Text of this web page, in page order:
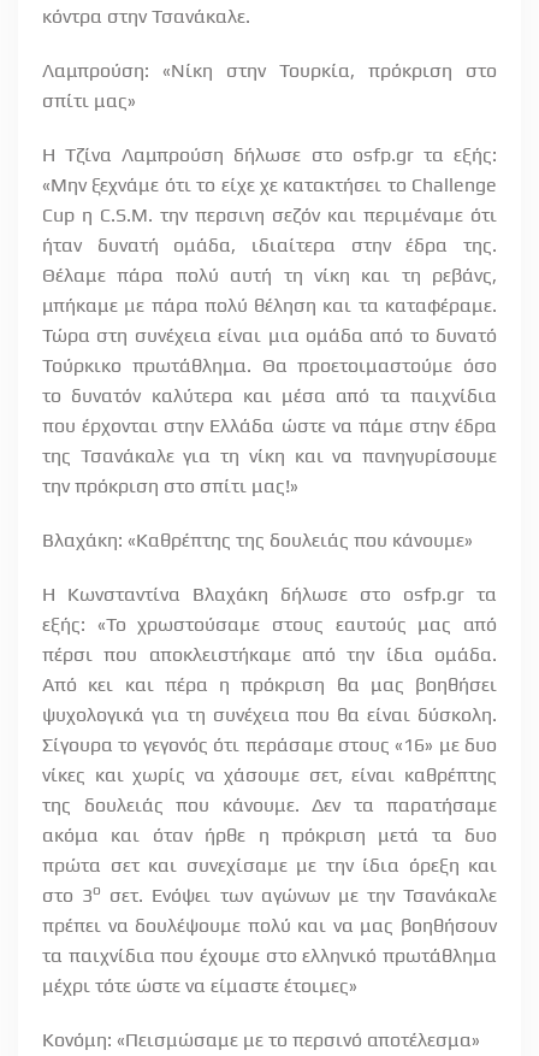
κόντρα στην Τσανάκαλε.
Λαμπρούση: «Νίκη στην Τουρκία, πρόκριση στο
σπίτι μας»
Η Τζίνα Λαμπρούση δήλωσε στο osfp.gr τα εξής:
«Μην ξεχνάμε ότι το είχε χε κατακτήσει το Challenge
Cup η C.S.M. την περσινη σεζόν και περιμέναμε ότι
ήταν δυνατή ομάδα, ιδιαίτερα στην έδρα της.
Θέλαμε πάρα πολύ αυτή τη νίκη και τη ρεβάνς,
μπήκαμε με πάρα πολύ θέληση και τα καταφέραμε.
Τώρα στη συνέχεια είναι μια ομάδα από το δυνατό
Τούρκικο πρωτάθλημα. Θα προετοιμαστούμε όσο
το δυνατόν καλύτερα και μέσα από τα παιχνίδια
που έρχονται στην Ελλάδα ώστε να πάμε στην έδρα
της Τσανάκαλε για τη νίκη και να πανηγυρίσουμε
την πρόκριση στο σπίτι μας!»
Βλαχάκη: «Καθρέπτης της δουλειάς που κάνουμε»
Η Κωνσταντίνα Βλαχάκη δήλωσε στο osfp.gr τα
εξής: «Το χρωστούσαμε στους εαυτούς μας από
πέρσι που αποκλειστήκαμε από την ίδια ομάδα.
Από κει και πέρα η πρόκριση θα μας βοηθήσει
ψυχολογικά για τη συνέχεια που θα είναι δύσκολη.
Σίγουρα το γεγονός ότι περάσαμε στους «16» με δυο
νίκες και χωρίς να χάσουμε σετ, είναι καθρέπτης
της δουλειάς που κάνουμε. Δεν τα παρατήσαμε
ακόμα και όταν ήρθε η πρόκριση μετά τα δυο
πρώτα σετ και συνεχίσαμε με την ίδια όρεξη και
στο 3ο
σετ. Ενόψει των αγώνων με την Τσανάκαλε
πρέπει να δουλέψουμε πολύ και να μας βοηθήσουν
τα παιχνίδια που έχουμε στο ελληνικό πρωτάθλημα
μέχρι τότε ώστε να είμαστε έτοιμες»
Κονόμη: «Πεισμώσαμε με το περσινό αποτέλεσμα»